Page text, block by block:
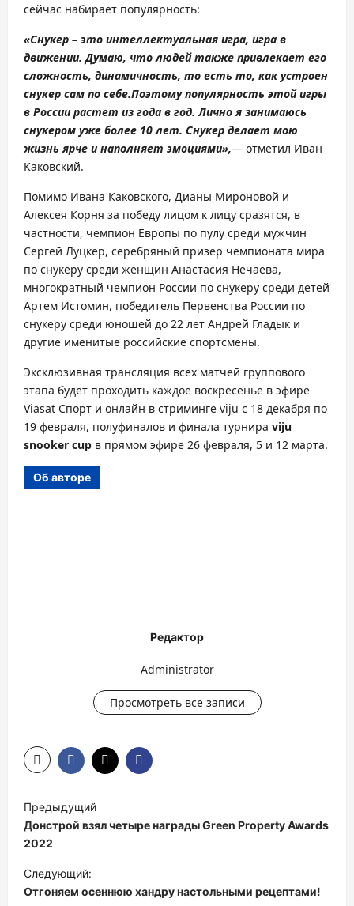
сейчас набирает популярность:
«Снукер – это интеллектуальная игра, игра в
движении. Думаю, что людей также привлекает его
сложность, динамичность, то есть то, как устроен
снукер сам по себе.Поэтому популярность этойигры
в России растет из года в год. Лично я занимаюсь
снукером уже более 10 лет. Снукер делает мою
жизнь ярче и наполняет эмоциями»,— отметил Иван
Каковский.
Помимо Ивана Каковского, Дианы Мироновой и
Алексея Корня за победу лицом к лицу сразятся, в
частности, чемпион Европы по пулу среди мужчин
Сергей Луцкер, серебряный призер чемпионата мира
по снукеру среди женщин Анастасия Нечаева,
многократный чемпион России по снукеру среди детей
Артем Истомин, победитель Первенства России по
снукеру среди юношей до 22 лет Андрей Гладык и
другие именитые российские спортсмены.
Эксклюзивная трансляция всех матчей группового
этапа будет проходить каждое воскресенье в эфире
Viasat Спорт и онлайн в стриминге viju с 18 декабря по
19 февраля, полуфиналов и финала турнира viju
snooker cup в прямом эфире 26 февраля, 5 и 12 марта.
Об авторе
Редактор
Administrator
Просмотреть все записи
а
в
и
г
Предыдущий
Донстрой взял четыре награды Green Property Awards
2022
Следующий:
Отгоняем осеннюю хандру настольными рецептами!